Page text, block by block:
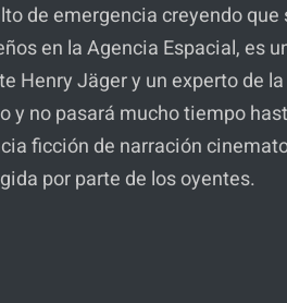
de emergencia creyendo que
en la Agencia Espacial, es
Jäger y un experto de
no pasará mucho tiempo
ficción de narración
por parte de los oyentes.